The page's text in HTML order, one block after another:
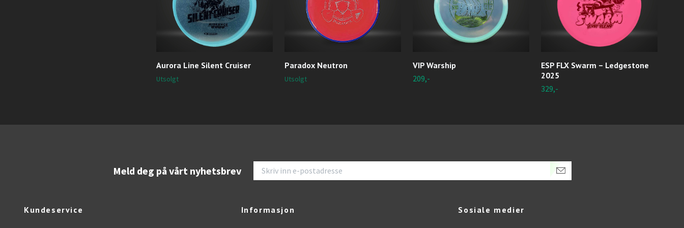
Aurora Line Silent Cruiser
Utsolgt
Paradox Neutron
Utsolgt
VIP Warship
209,-
ESP FLX Swarm – Ledgestone
2025
329,-
Meld deg på vårt nyhetsbrev
Kundeservice Informasjon Sosiale medier